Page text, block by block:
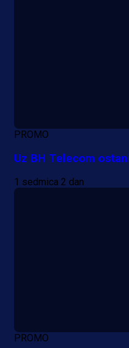
PROMO
Uz BH Telecom
1 sedmica 2 dan
PROMO